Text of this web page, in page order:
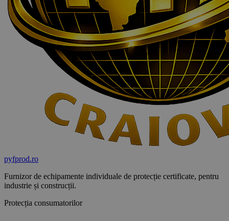
pyfprod.ro
Furnizor de echipamente individuale de protecție certificate, pentru
industrie și construcții.
Protecția consumatorilor